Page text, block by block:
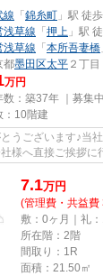
線 「 錦糸町 」駅 徒
浅草線 「 押上 」駅
浅草線 「 本所吾妻橋
都墨田区太平 ２丁目
万円
数：築37年 ｜募集中
：10階建
うございます♪当
様へ直接ご挨拶
7.1万円
(管理費・共益費
敷：0ヶ月｜礼：
所在階：2階
間取り：1R
面積：21.50㎡